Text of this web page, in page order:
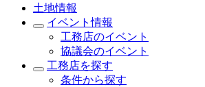
土地情報
イベント情報
工務店のイベント
協議会のイベント
工務店を探す
条件から探す